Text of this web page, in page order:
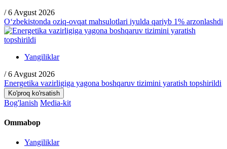
/ 6 Avgust 2026
O‘zbekistonda oziq-ovqat mahsulotlari iyulda qariyb 1% arzonlashdi
Yangiliklar
/ 6 Avgust 2026
Energetika vazirligiga yagona boshqaruv tizimini yaratish topshirildi
Ko'proq ko'rsatish
Bog'lanish Media-kit
Ommabop
Yangiliklar